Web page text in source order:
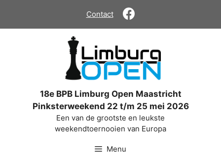
de
Contact
18e BPB Limburg Open Maastricht
Pinksterweekend 22 t/m 25 mei 2026
Een van de grootste en leukste
weekendtoernooien van Europa
Menu